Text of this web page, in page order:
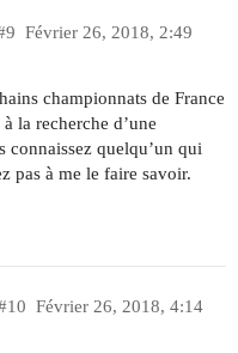
Février 26, 2018, 2:49
championnats de France
la recherche d’une
quelqu’un qui
pas à me le faire savoir.
Février 26, 2018, 4:14